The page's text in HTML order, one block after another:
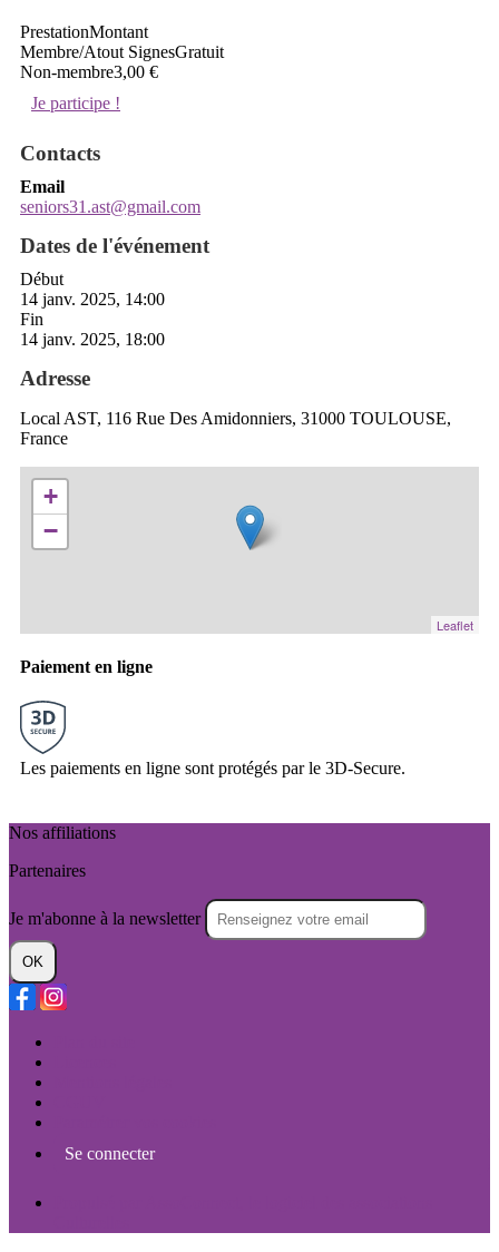
PrestationMontant
Membre/Atout SignesGratuit
Non-membre3,00 €
Je participe !
Contacts
Email
seniors31.ast@gmail.com
Dates de l'événement
Début
14 janv. 2025, 14:00
Fin
14 janv. 2025, 18:00
Adresse
Local AST, 116 Rue Des Amidonniers, 31000 TOULOUSE,
France
+
−
Leaflet
Paiement en ligne
Les paiements en ligne sont protégés par le 3D-Secure.
Nos affiliations
Partenaires
Je m'abonne à la newsletter
OK
Se connecter